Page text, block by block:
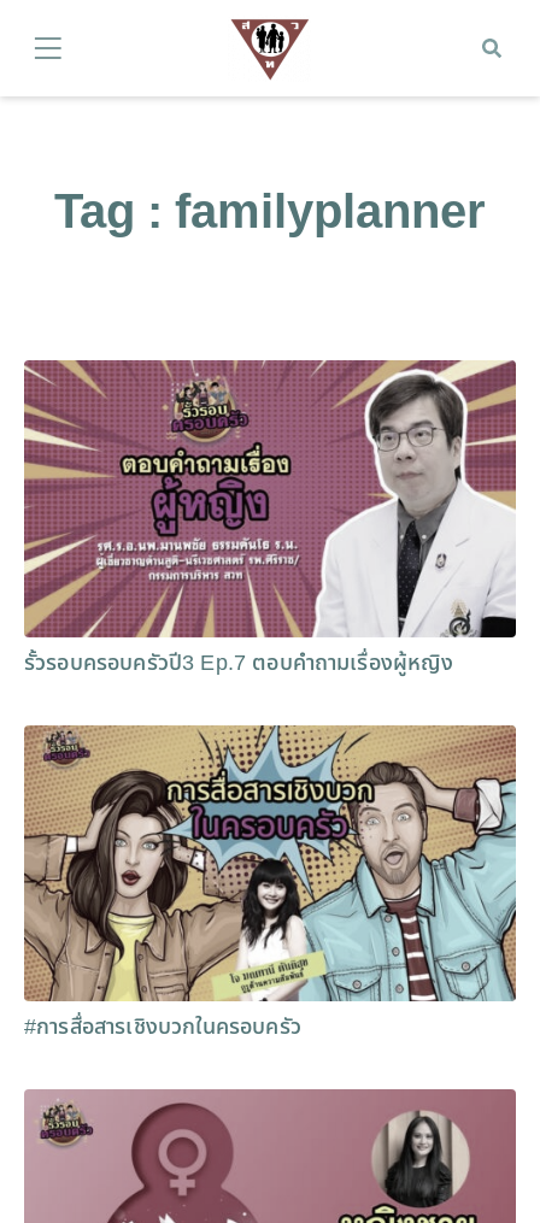
Tag : familyplanner
รั้วรอบครอบครัวปี3 Ep.7 ตอบคำถามเรื่องผู้หญิง
#การสื่อสารเชิงบวกในครอบครัว